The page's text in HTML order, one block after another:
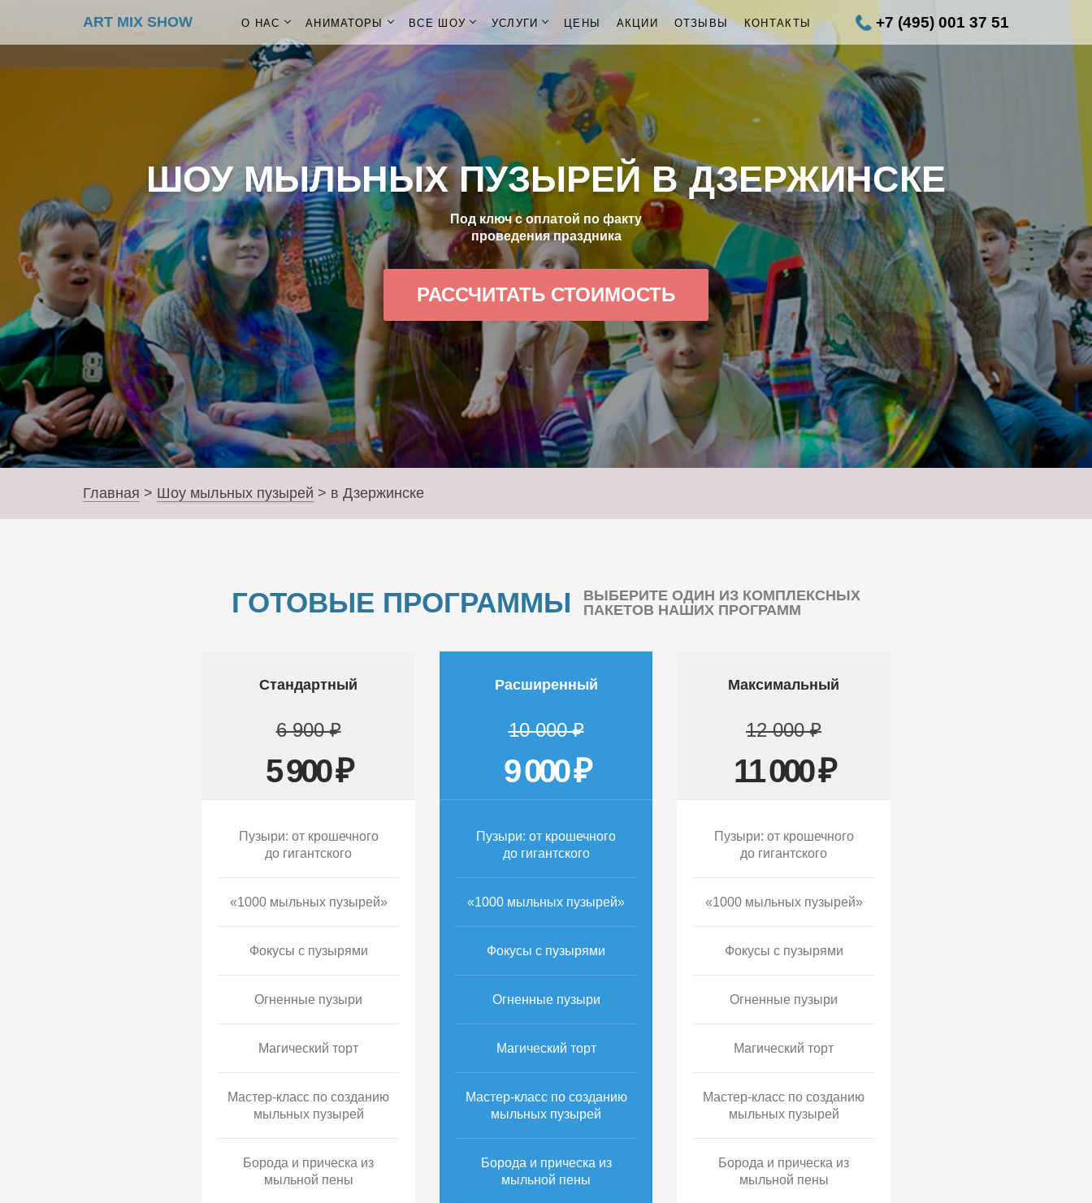
ART MIX SHOW О НАС АНИМАТОРЫ ВСЕ ШОУ УСЛУГИ ЦЕНЫ АКЦИИ ОТЗЫВЫ КОНТАКТЫ +7 (495) 001 37 51
ШОУ МЫЛЬНЫХ ПУЗЫРЕЙ В ДЗЕРЖИНСКЕ
Под ключ с оплатой по факту
проведения праздника
РАССЧИТАТЬ СТОИМОСТЬ
Главная > Шоу мыльных пузырей > в Дзержинске
ГОТОВЫЕ ПРОГРАММЫ
ВЫБЕРИТЕ ОДИН ИЗ КОМПЛЕКСНЫХ
ПАКЕТОВ НАШИХ ПРОГРАММ
Стандартный
6 900 ₽
5 900 ₽
Пузыри: от крошечного
до гигантского
«1000 мыльных пузырей»
Фокусы с пузырями
Огненные пузыри
Магический торт
Мастер-класс по созданию
мыльных пузырей
Борода и прическа из
мыльной пены
Расширенный
10 000 ₽
9 000 ₽
Пузыри: от крошечного
до гигантского
«1000 мыльных пузырей»
Фокусы с пузырями
Огненные пузыри
Магический торт
Мастер-класс по созданию
мыльных пузырей
Борода и прическа из
мыльной пены
Максимальный
12 000 ₽
11 000 ₽
Пузыри: от крошечного
до гигантского
«1000 мыльных пузырей»
Фокусы с пузырями
Огненные пузыри
Магический торт
Мастер-класс по созданию
мыльных пузырей
Борода и прическа из
мыльной пены